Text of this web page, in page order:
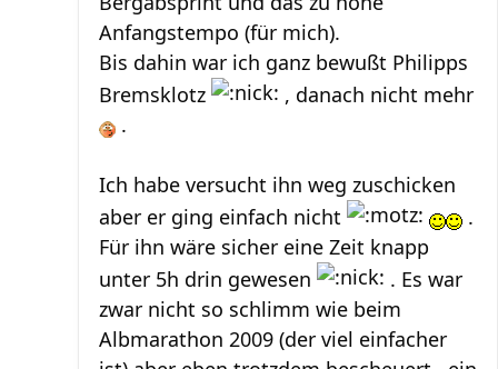
Anfangstempo (für mich).
Bis dahin war ich ganz bewußt Philipps
Bremsklotz
, danach nicht mehr
.
Ich habe versucht ihn weg zuschicken
aber er ging einfach nicht
.
Für ihn wäre sicher eine Zeit knapp
unter 5h drin gewesen
. Es war
zwar nicht so schlimm wie beim
Albmarathon 2009 (der viel einfacher